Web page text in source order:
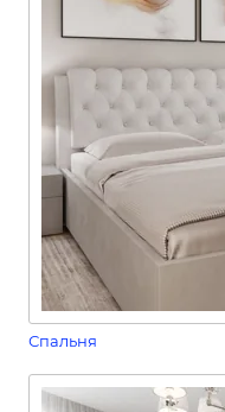
Спальня